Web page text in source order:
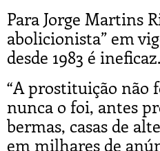
Para Jorge Martins
abolicionista” em
desde 1983 é ineficaz.
“A prostituição não
nunca o foi, antes
bermas, casas de
em milhares de